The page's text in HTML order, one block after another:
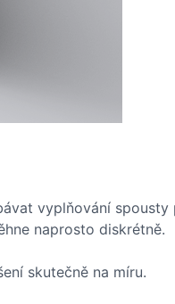
vyplňování
naprosto diskrétně.
skutečně na míru.